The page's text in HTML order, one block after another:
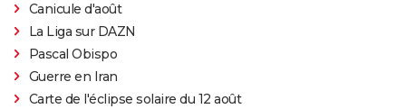
Canicule d'août
La Liga sur DAZN
Pascal Obispo
Guerre en Iran
Carte de l'éclipse solaire du 12 août